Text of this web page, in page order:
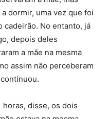
dormir, uma vez que foi
cadeirão. No entanto, já
depois deles
a mãe na mesma
assim não perceberam
horas, disse, os dois